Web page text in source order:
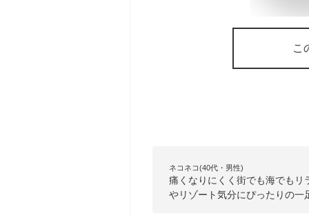
こ
ネコネコ(40代・男性)
痛くなりにくく街でも海でも
やリゾート気分にぴったりの一